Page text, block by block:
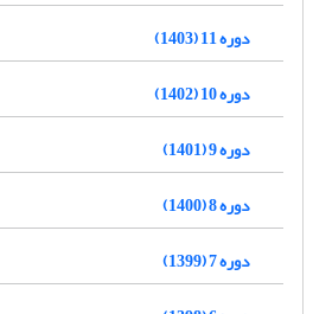
دوره 11 (1403)
دوره 10 (1402)
دوره 9 (1401)
دوره 8 (1400)
دوره 7 (1399)